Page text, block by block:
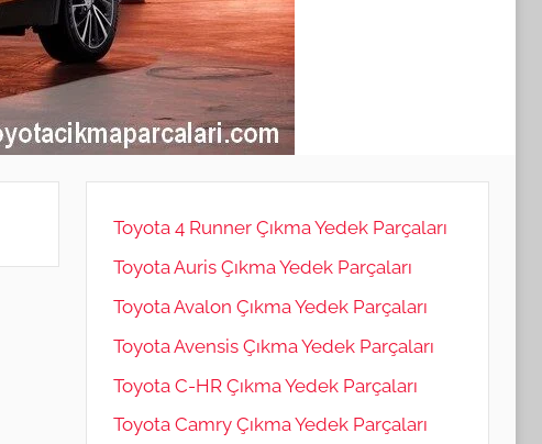
Toyota 4 Runner Çıkma Yedek Parçaları
Toyota Auris Çıkma Yedek Parçaları
Toyota Avalon Çıkma Yedek Parçaları
Toyota Avensis Çıkma Yedek Parçaları
Toyota C-HR Çıkma Yedek Parçaları
Toyota Camry Çıkma Yedek Parçaları